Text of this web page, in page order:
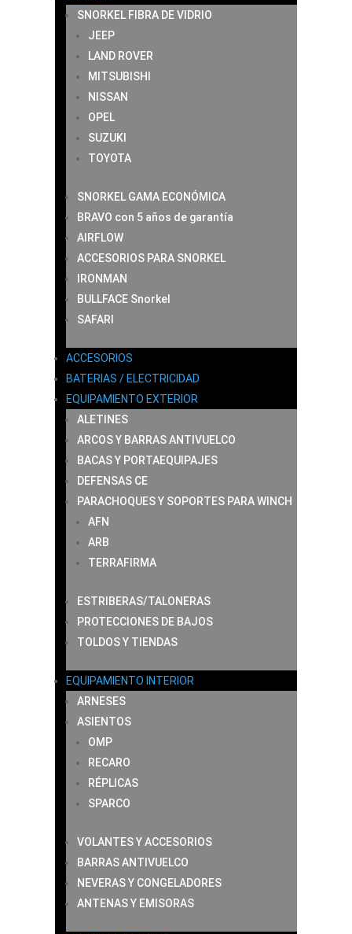
SNORKEL FIBRA DE VIDRIO
JEEP
LAND ROVER
MITSUBISHI
NISSAN
OPEL
SUZUKI
TOYOTA
SNORKEL GAMA ECONÓMICA
BRAVO con 5 años de garantía
AIRFLOW
ACCESORIOS PARA SNORKEL
IRONMAN
BULLFACE Snorkel
SAFARI
ACCESORIOS
BATERIAS / ELECTRICIDAD
EQUIPAMIENTO EXTERIOR
ALETINES
ARCOS Y BARRAS ANTIVUELCO
BACAS Y PORTAEQUIPAJES
DEFENSAS CE
PARACHOQUES Y SOPORTES PARA WINCH
AFN
ARB
TERRAFIRMA
ESTRIBERAS/TALONERAS
PROTECCIONES DE BAJOS
TOLDOS Y TIENDAS
EQUIPAMIENTO INTERIOR
ARNESES
ASIENTOS
OMP
RECARO
RÉPLICAS
SPARCO
VOLANTES Y ACCESORIOS
BARRAS ANTIVUELCO
NEVERAS Y CONGELADORES
ANTENAS Y EMISORAS